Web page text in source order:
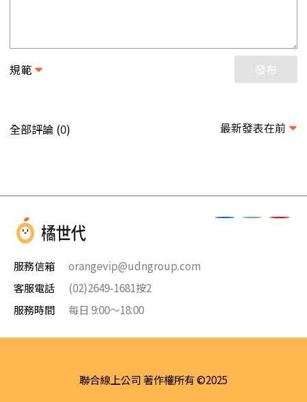
規範 發布
全部評論 (0) 最新發表在前
服務信箱
orangevip@udngroup.com
客服電話
(02)2649-1681按2
服務時間
每日 9:00～18:00
聯合線上公司 著作權所有 ©2025